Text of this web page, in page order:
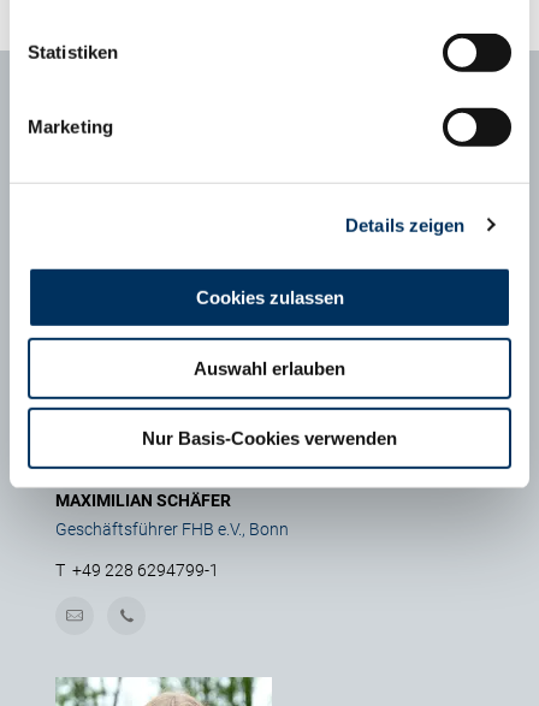
Statistiken
Marketing
Details zeigen
Cookies zulassen
Auswahl erlauben
Nur Basis-Cookies verwenden
Ansprechpartner
MAXIMILIAN SCHÄFER
Geschäftsführer FHB e.V., Bonn
T +49 228 6294799-1